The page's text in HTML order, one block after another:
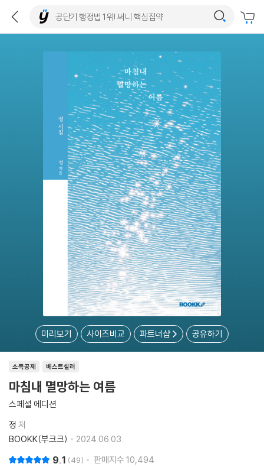
미리보기 사이즈비교 파트너샵 공유하기
소득공제 베스트셀러
마침내 멸망하는 여름
스페셜 에디션
정 저
BOOKK(부크크)
2024.06.03.
9.1 49 판매지수 10,494